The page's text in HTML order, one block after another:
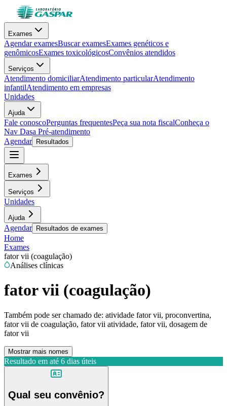
Exames
Agendar examesBuscar examesExames genéticos e
genômicosExames toxicológicosConvênios atendidos
Serviços
Atendimento domiciliarAtendimento particularAtendimento
infantilAtendimento em empresas
Unidades
Ajuda
Fale conoscoPerguntas frequentesPeça sua nota fiscalConheça o
Nav Dasa Pré-atendimento
Agendar
Resultados
Exames
Serviços
Unidades
Ajuda
Agendar Resultados de exames
Home
Exames
fator vii (coagulação)
Análises clínicas
fator vii (coagulação)
Também pode ser chamado de: atividade fator vii, proconvertina,
fator vii de coagulação, fator vii atividade, fator vii, dosagem de
fator vii
Mostrar mais nomes
Resultado em até 6 dias úteis
Qual seu convênio?